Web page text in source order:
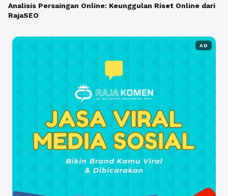
Analisis Persaingan Online: Keunggulan Riset Online dari
RajaSEO
AD